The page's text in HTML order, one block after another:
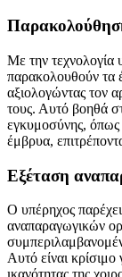
Με την τεχνολογία
παρακολουθούν τα
αξιολογώντας τον
τους. Αυτό βοηθά
εγκυμοσύνης,
έμβρυα,
Εξέταση
Ο υπέρηχος
αναπαραγωγικών
Αυτό είναι